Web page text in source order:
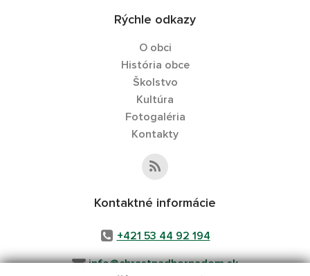
Rýchle odkazy
O obci
História obce
Školstvo
Kultúra
Fotogaléria
Kontakty
Kontaktné informácie
+421 53 44 92 194
info@chrastnadhornadom.sk